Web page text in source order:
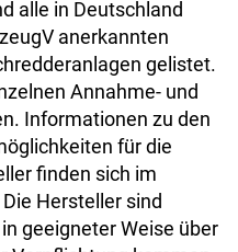
alle in Deutschland
anerkannten
gelistet.
Annahme- und
Informationen zu den
für die
finden sich im
Hersteller sind
geeigneter Weise über